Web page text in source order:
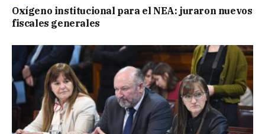
Oxígeno institucional para el NEA: juraron nuevos
fiscales generales